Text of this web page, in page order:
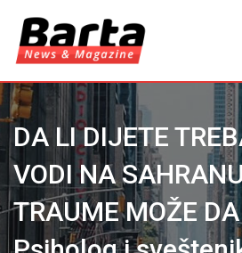
content
DA LI DIJETE
VODI NA
TRAUME MOŽE